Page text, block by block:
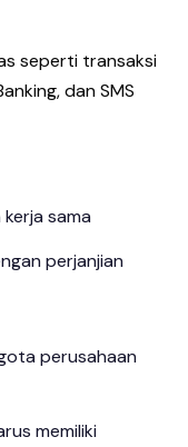
seperti transaksi
dan SMS
sama
perjanjian
perusahaan
memiliki